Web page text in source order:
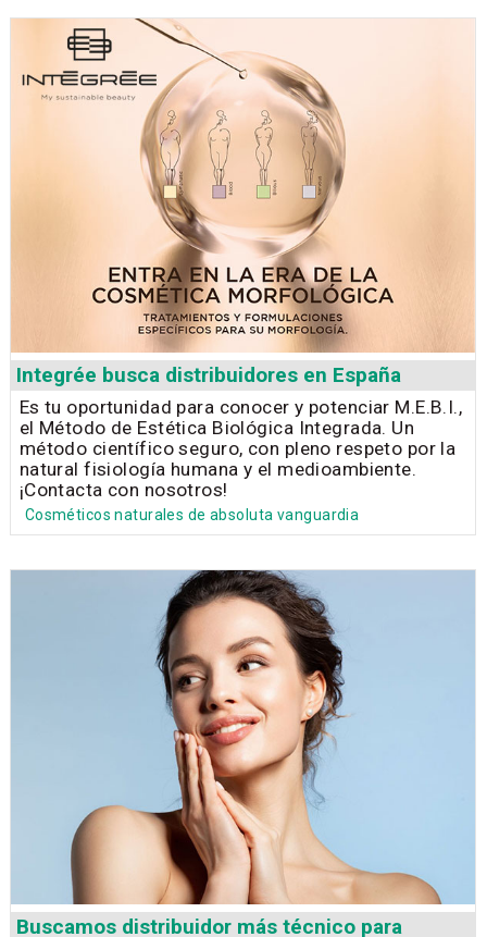
Integrée busca distribuidores en España
Es tu oportunidad para conocer y potenciar M.E.B.I.,
el Método de Estética Biológica Integrada. Un
método científico seguro, con pleno respeto por la
natural fisiología humana y el medioambiente.
¡Contacta con nosotros!
Cosméticos naturales de absoluta vanguardia
Buscamos distribuidor más técnico para